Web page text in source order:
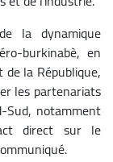
la dynamique
burkinabè, en
la République,
les partenariats
Sud, notamment
direct sur le